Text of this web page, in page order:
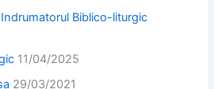
Biblico-liturgic
11/04/2025
29/03/2021